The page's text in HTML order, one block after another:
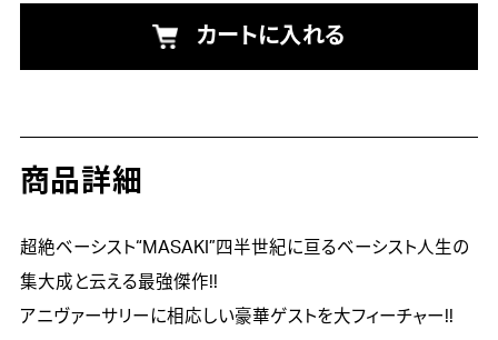
カートに入れる
商品詳細
超絶ベーシスト“MASAKI”四半世紀に亘るベーシスト人生の
集大成と云える最強傑作!!
アニヴァーサリーに相応しい豪華ゲストを大フィーチャー!!